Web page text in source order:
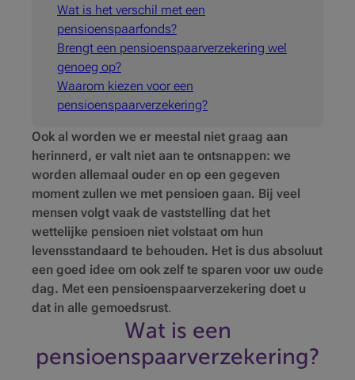
Wat is het verschil met een
pensioenspaarfonds?
Brengt een pensioenspaarverzekering wel
genoeg op?
Waarom kiezen voor een
pensioenspaarverzekering?
Ook al worden we er meestal niet graag aan
herinnerd, er valt niet aan te ontsnappen: we
worden allemaal ouder en op een gegeven
moment zullen we met pensioen gaan. Bij veel
mensen volgt vaak de vaststelling dat het
wettelijke pensioen niet volstaat om hun
levensstandaard te behouden. Het is dus absoluut
een goed idee om ook zelf te sparen voor uw oude
dag. Met een pensioenspaarverzekering doet u
dat in alle gemoedsrust.
Wat is een
pensioenspaarverzekering?